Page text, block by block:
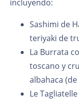
incluyendo:
Sashimi de
teriyaki de
La Burrata
toscano y
albahaca (de
Le